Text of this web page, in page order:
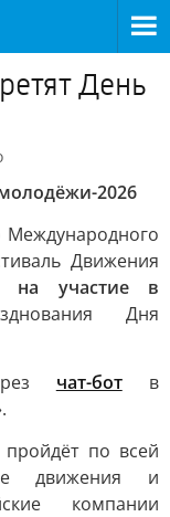
День
2026
Движения
на участие в
Дня
чат-ботв
по всей
движения и
компании